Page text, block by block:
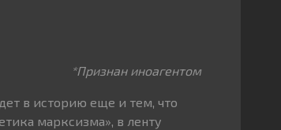
*Признан иноагентом
в историю еще и тем, что
марксизма», в ленту